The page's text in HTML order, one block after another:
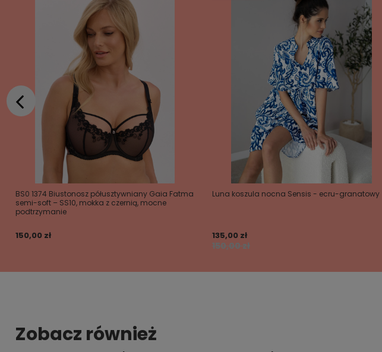
BS0 1374 Biustonosz półusztywniany Gaia Fatma
semi-soft – SS10, mokka z czernią, mocne
podtrzymanie
150,00 zł
Luna koszula nocna Sensis - ecru-granatowy
150,00 zł
135,00 zł
Zobacz również